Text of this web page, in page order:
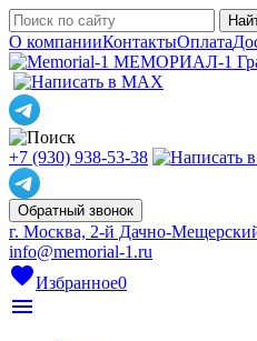
О компанииКонтактыОплата
МЕМОРИАЛ-1
+7 (930) 938-53-38
Обратный звонок
г. Москва, 2-й Дачно-
info@memorial-1.ru
favoriteИзбранное0
menu